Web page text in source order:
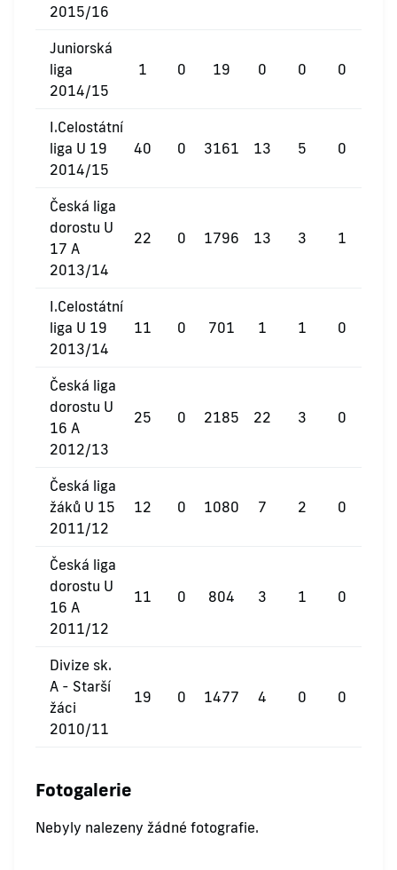
2015/16
Juniorská
liga
2014/15
1 0 19 0 0 0
I.Celostátní
liga U 19
2014/15
40 0 3161 13 5 0
Česká liga
dorostu U
17 A
2013/14
22 0 1796 13 3 1
I.Celostátní
liga U 19
2013/14
11 0 701 1 1 0
Česká liga
dorostu U
16 A
2012/13
25 0 2185 22 3 0
Česká liga
žáků U 15
2011/12
12 0 1080 7 2 0
Česká liga
dorostu U
16 A
2011/12
11 0 804 3 1 0
Divize sk.
A - Starší
žáci
2010/11
19 0 1477 4 0 0
Fotogalerie
Nebyly nalezeny žádné fotografie.